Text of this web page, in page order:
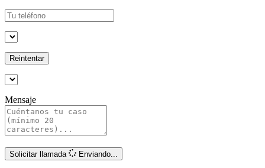
Reintentar
Mensaje
Solicitar llamada Enviando...